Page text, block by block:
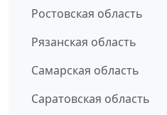
Ростовская область
Рязанская область
Самарская область
Саратовская область